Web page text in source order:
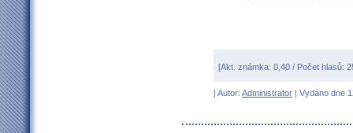
[Akt. známka: 0,40 / Počet hlasů:
| Autor: Administrator | Vydáno dne